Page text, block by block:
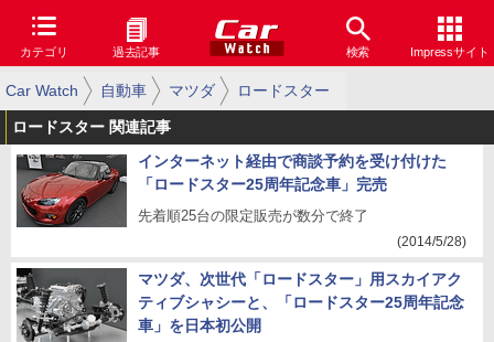
カテゴリ 過去記事 検索 Impressサイト
Car Watch 自動車 マツダ ロードスター
ロードスター 関連記事
インターネット経由で商談予約を受け付けた
「ロードスター25周年記念車」完売
先着順25台の限定販売が数分で終了
(2014/5/28)
マツダ、次世代「ロードスター」用スカイアク
ティブシャシーと、「ロードスター25周年記念
車」を日本初公開